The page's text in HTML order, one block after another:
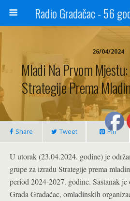
26/04/2024
Mladi Na Prvom
Strategije Prema
Share Tweet Pin
U utorak (23.04.2024. godine) je
grupe za izradu Strategije prema
period 2024-2027. godine. Sastanak
Grada Gradačac, omladinskih